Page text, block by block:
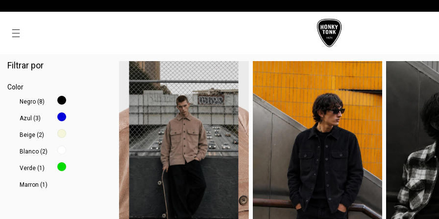
Camisas
Filtrar por
Color
Negro (8)
Azul (3)
Beige (2)
Blanco (2)
Verde (1)
Marron (1)